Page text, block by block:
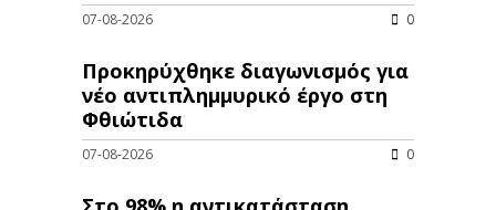
07-08-2026 0
Προκηρύχθηκε διαγωνισμός για
νέo αντιπλημμυρικό έργο στη
Φθιώτιδα
07-08-2026 0